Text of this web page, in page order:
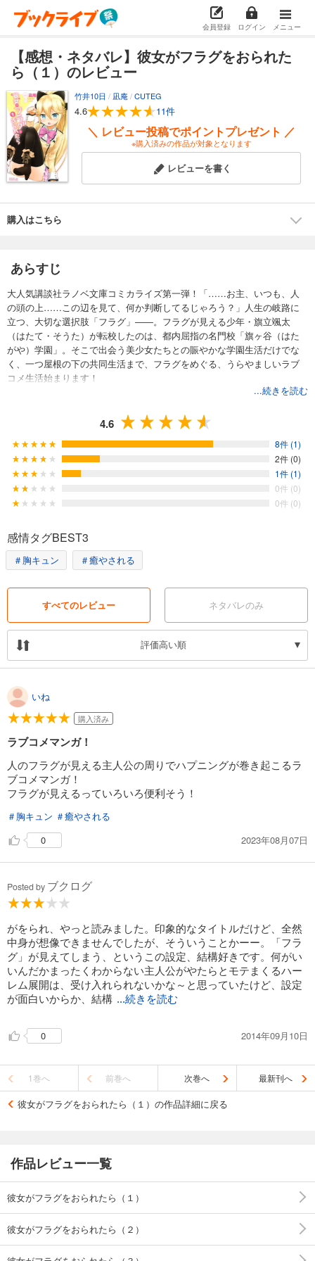
会員登録 ログイン メニュー
【感想・ネタバレ】彼女がフラグをおられた
ら（１）のレビュー
竹井10日 / 凪庵/CUTEG
4.6 11件
＼ レビュー投稿でポイントプレゼント ／
※購入済みの作品が対象となります
レビューを書く
購入はこちら
あらすじ
大人気講談社ラノベ文庫コミカライズ第一弾！「……お主、いつも、人
の頭の上……この辺を見て、何か判断してるじゃろう？」人生の岐路に
立つ、大切な選択肢「フラグ」――。フラグが見える少年・旗立颯太
（はたて・そうた）が転校したのは、都内屈指の名門校「旗ヶ谷（はた
がや）学園」。そこで出会う美少女たちとの賑やかな学園生活だけでな
く、一つ屋根の下の共同生活まで、フラグをめぐる、うらやましいラブ
コメ生活始まります！
...続きを読む
4.6
8件 (1)
2件 (0)
1件 (1)
0件 (0)
0件 (0)
感情タグBEST3
＃胸キュン ＃癒やされる
すべてのレビュー ネタバレのみ
評価高い順
いね
購入済み
ラブコメマンガ！
人のフラグが見える主人公の周りでハプニングが巻き起こるラ
ブコメマンガ！
フラグが見えるっていろいろ便利そう！
＃胸キュン ＃癒やされる
0
2023年08月07日
Posted by ブクログ
がをられ、やっと読みました。印象的なタイトルだけど、全然
中身が想像できませんでしたが、そういうことかーー。「フラ
グ」が見えてしまう、というこの設定、結構好きです。何がい
いんだかまったくわからない主人公がやたらとモテまくるハー
レム展開は、受け入れられないかな～と思っていたけど、設定
が面白いからか、結構 ...続きを読む
0 2014年09月10日
1巻へ 前巻へ 次巻へ 最新刊へ
彼女がフラグをおられたら（１）の作品詳細に戻る
作品レビュー一覧
彼女がフラグをおられたら（１）
彼女がフラグをおられたら（２）